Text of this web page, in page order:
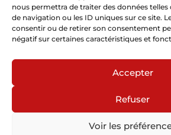
nous permettra de traiter des données
de navigation ou les ID uniques sur ce site.
consentir ou de retirer son consentement
négatif sur certaines caractéristiques et
Accepter
Refuser
Voir les